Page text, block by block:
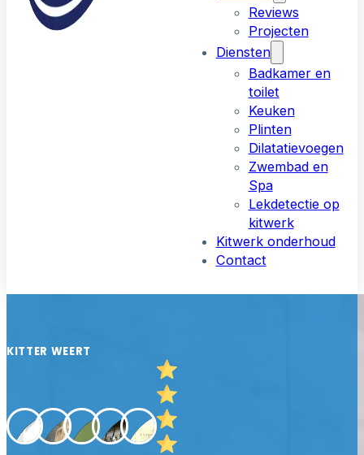
Reviews
Projecten
Diensten
Badkamer en
toilet
Keuken
Plinten
Dilatatievoegen
Zwembad en
Spa
Lekdetectie op
kitwerk
Kitwerk onderhoud
Contact
KITTER WEERT